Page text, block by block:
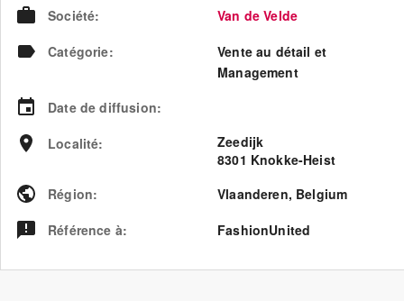
Société:
Van de Velde
Catégorie:
Vente au détail et
Management
Date de diffusion:
Localité:
Zeedijk
8301 Knokke-Heist
Région: Vlaanderen, Belgium
Référence à: FashionUnited